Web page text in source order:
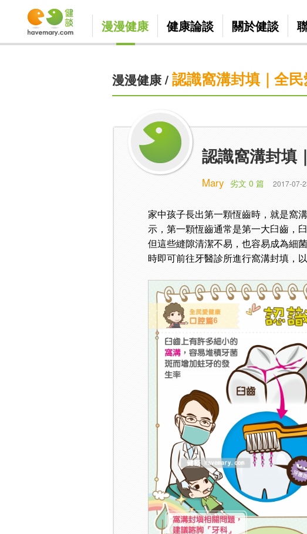
漫漫健康 健康論談 關於健談
漫漫健康/ 認識窩溝封填｜全
認識窩溝封填
Mary 劣文 0 篇 2017-07-
家中孩子長出第一顆恆齒時，就是窩
示，第一顆恆齒通常是第一大臼齒，
但這些縫隙清潔不易，也容易成為細
時即可前往牙醫診所進行窩溝封填，